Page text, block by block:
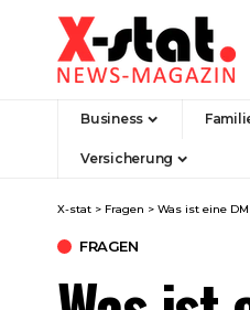
Business
Versicherung
X-stat > Fragen > Was ist eine
FRAGEN